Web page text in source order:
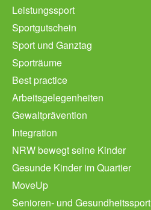
Leistungssport
Sportgutschein
Sport und Ganztag
Sporträume
Best practice
Arbeitsgelegenheiten
Gewaltprävention
Integration
NRW bewegt seine Kinder
Gesunde Kinder im Quartier
MoveUp
Senioren- und Gesundheitssport